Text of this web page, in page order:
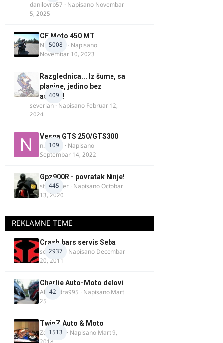
danilovrb57 · Napisano Novembar
5, 2025
5008
CF Moto 450 MT
NIKOLA 1
· Napisano
Novembar 10, 2023
409
Razglednica... Iz šume, sa
planine, jedino bez
asfalta!
severian · Napisano Februar 12,
2024
109
Vespa GTS 250/GTS300
n.martin · Napisano
Septembar 14, 2022
445
Gpz900R - povratak Ninje!
stari roker · NapisanoOctobar
13, 2020
REKLAMNE TEME
2937
Crash bars servis Seba
seba011 · Napisano Decembar
20, 2011
42
Charlie Auto-Moto delovi
Alexandra995 · Napisano Mart
25
1513
TwinZ Auto & Moto
Zeljkamp · Napisano Mart 9,
2018